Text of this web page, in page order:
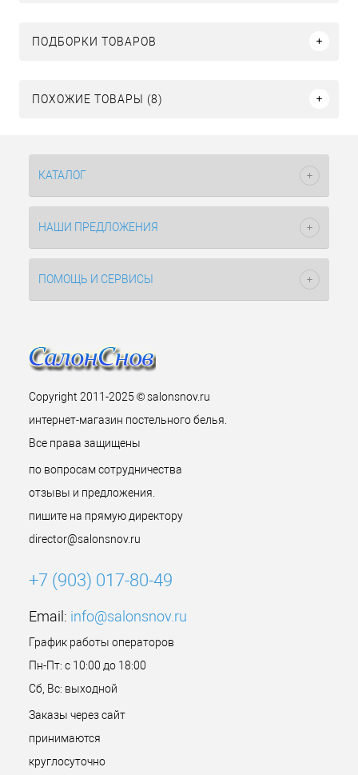
ПОДБОРКИ ТОВАРОВ
ПОХОЖИЕ ТОВАРЫ (8)
КАТАЛОГ
НАШИ ПРЕДЛОЖЕНИЯ
ПОМОЩЬ И СЕРВИСЫ
Copyright 2011-2025 © salonsnov.ru
интернет-магазин постельного белья.
Все права защищены
по вопросам сотрудничества
отзывы и предложения.
пишите на прямую директору
director@salonsnov.ru
+7 (903) 017-80-49
Email: info@salonsnov.ru
График работы операторов
Пн-Пт: с 10:00 до 18:00
Сб, Вс: выходной
Заказы через сайт
принимаются
круглосуточно